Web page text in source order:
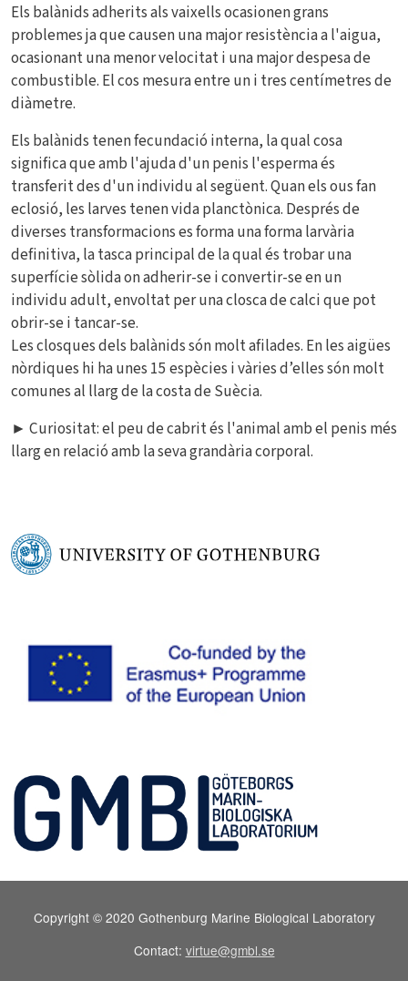
Els balànids adherits als vaixells ocasionen grans
problemes ja que causen una major resistència a l'aigua,
ocasionant una menor velocitat i una major despesa de
combustible. El cos mesura entre un i tres centímetres de
diàmetre.
Els balànids tenen fecundació interna, la qual cosa
significa que amb l'ajuda d'un penis l'esperma és
transferit des d'un individu al següent. Quan els ous fan
eclosió, les larves tenen vida planctònica. Després de
diverses transformacions es forma una forma larvària
definitiva, la tasca principal de la qual és trobar una
superfície sòlida on adherir-se i convertir-se en un
individu adult, envoltat per una closca de calci que pot
obrir-se i tancar-se.
Les closques dels balànids són molt afilades. En les aigües
nòrdiques hi ha unes 15 espècies i vàries d’elles són molt
comunes al llarg de la costa de Suècia.
► Curiositat: el peu de cabrit és l'animal amb el penis més
llarg en relació amb la seva grandària corporal.
Copyright © 2020 Gothenburg Marine Biological Laboratory
Contact: virtue@gmbl.se